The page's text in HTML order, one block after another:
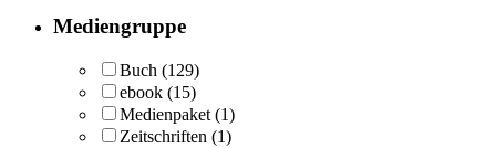
Mediengruppe
Buch (129)
ebook (15)
Medienpaket(1)
Zeitschriften (1)